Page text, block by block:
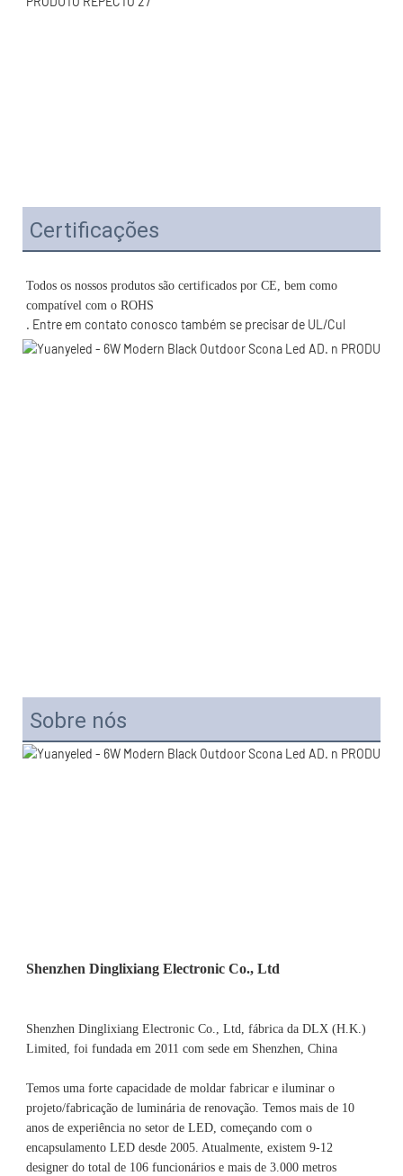
Certificações
Todos os nossos produtos são certificados por CE, bem como
. Entre em contato conosco também se precisar de UL/Cul
Sobre nós
Shenzhen Dinglixiang Electronic Co., Ltd, fábrica da DLX (H.K.)
Limited, foi fundada em 2011 com sede em Shenzhen, China
Temos uma forte capacidade de moldar fabricar e iluminar o
projeto/fabricação de luminária de renovação. Temos mais de 10
anos de experiência no setor de LED, começando com o
encapsulamento LED desde 2005. Atualmente, existem 9-12
designer do total de 106 funcionários e mais de 3.000 metros